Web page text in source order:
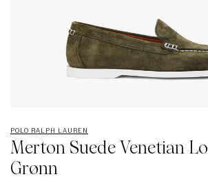
POLO RALPH LAUREN
Merton Suede Venetian
Grønn